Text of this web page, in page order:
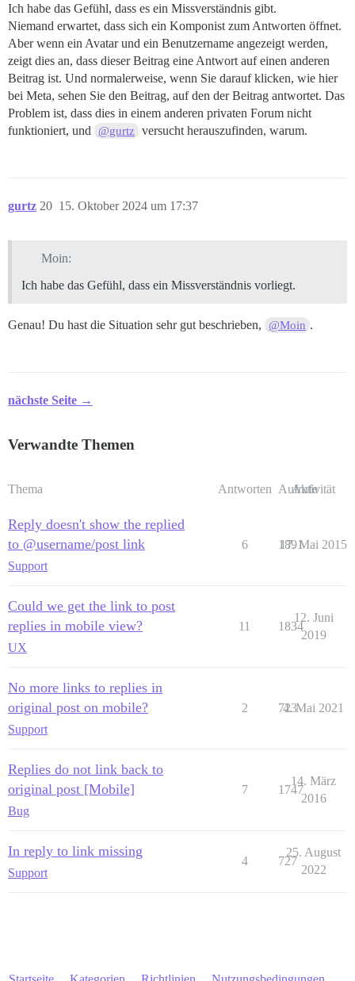
Ich habe das Gefühl, dass es ein Missverständnis gibt.
Niemand erwartet, dass sich ein Komponist zum Antworten öffnet.
Aber wenn ein Avatar und ein Benutzername angezeigt werden,
zeigt dies an, dass dieser Beitrag eine Antwort auf einen anderen
Beitrag ist. Und normalerweise, wenn Sie darauf klicken, wie hier
bei Meta, sehen Sie den Beitrag, auf den der Beitrag antwortet. Das
Problem ist, dass dies in einem anderen privaten Forum nicht
funktioniert, und
@gurtz versucht herauszufinden, warum.
gurtz 15. Oktober 2024 um 17:37
20
Moin:
Ich habe das Gefühl, dass ein Missverständnis vorliegt.
Genau! Du hast die Situation sehr gut beschrieben, @Moin .
nächste Seite →
Verwandte Themen
Thema Antworten Aufrufe
Aktivität
Reply doesn't show the replied
to @username/post link
Support
6 1891
17. Mai 2015
Could we get the link to post
replies in mobile view?
UX
11 1834
12. Juni
2019
No more links to replies in
original post on mobile?
Support
2 723
4. Mai 2021
Replies do not link back to
original post [Mobile]
Bug
7 1747
14. März
2016
In reply to link missing
Support
4 727
25. August
2022